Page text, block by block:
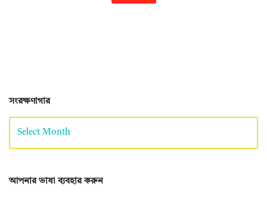
সংরক্ষণাগার
আপনার ভাষা ব্যবহার করুন